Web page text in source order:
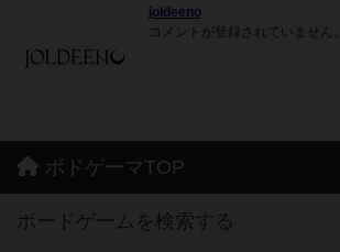
joldeeno
コメントが登録されていません。
ボドゲーマTOP
ボードゲームを検索する